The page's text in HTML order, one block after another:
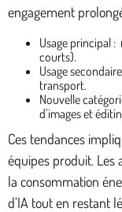
engagement
Usage principal :
courts).
Usage
transport.
Nouvelle
d’images et
Ces tendances
équipes produit. Les
la consommation
d’IA tout en restant